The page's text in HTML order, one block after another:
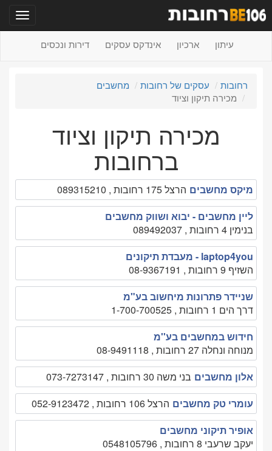
עיתון ארכיון אינדקס עסקים דירות ונכסים
רחובות עסקים של רחובות
מחשבים
מכירה תיקון וציוד
מכירה תיקון וציוד
ברחובות
מיקס מחשבים הרצל 175 רחובות , 089315210
ליין מחשבים - יבוא ושווק מחשבים
בנימין 4 רחובות , 089492037
laptop4you - מעבדת תיקונים
השזיף 9 רחובות , 08-9367191
שניידר פתרונות מיחשוב בע"מ
דרך הים 1 רחובות , 1-700-700525
חידוש במחשבים בע''מ
מנוחה ונחלה 27 רחובות , 08-9491118
אלון מחשבים בני משה 30 רחובות , 073-7273147
עומרי טק מחשבים הרצל 106 רחובות , 052-9123472
אופיר תיקוני מחשבים
יעקב שרעבי 8 רחובות , 0548105796